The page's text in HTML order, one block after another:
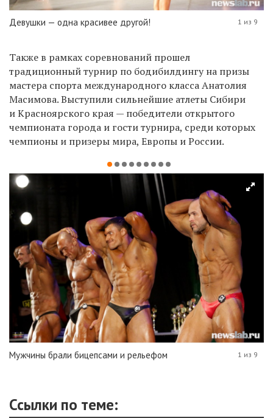
Девушки — одна красивее другой! 1 из 9
Также в рамках соревнований прошел
традиционный турнир по бодибилдингу на призы
мастера спорта международного класса Анатолия
Масимова. Выступили сильнейшие атлеты Сибири
и Красноярского края — победители открытого
чемпионата города и гости турнира, среди которых
чемпионы и призеры мира, Европы и России.
Мужчины брали бицепсами и рельефом 1 из 9
Ссылки по теме: